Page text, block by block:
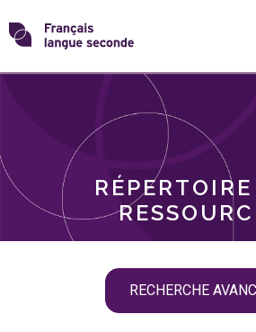
Skip
toTransformons
langue
RECHERCHE
THÈMES